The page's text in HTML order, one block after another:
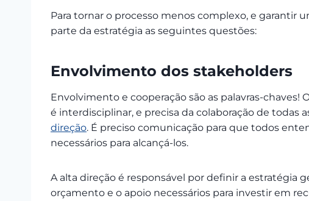
Para tornar o processo menos complexo, e garantir
parte da estratégia as seguintes questões:
Envolvimento dos stakeholders
Envolvimento e cooperação são as palavras-
é interdisciplinar, e precisa da colaboração de todas
direção. É preciso comunicação para que todos
necessários para alcançá-los.
A alta direção é responsável por definir a estratégia
orçamento e o apoio necessários para investir em